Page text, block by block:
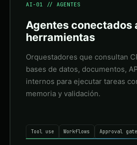
AI-01 // AGENTES
Agentes conectados
herramientas
Orquestadores que consultan
bases de datos, documentos,
internos para ejecutar tareas
memoria y validación.
Tool use Workflows Approval